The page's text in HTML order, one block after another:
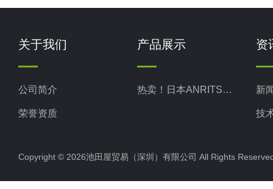
关于我们
公司简介
荣誉资质
产品展示
热卖！日本ANRITSU安立计器
资
新
技
Copyright © 2026池田屋贸易（深圳）有限公司 All Rights